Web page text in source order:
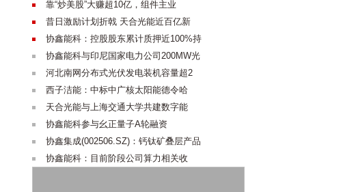
靠“炒美股”大赚超10亿，组件主业
昔日激励计划折戟 天合光能近百亿新
协鑫能科：控股股东累计质押近100%持
协鑫能科与印尼国家电力公司200MW光
河北南网分布式光伏发电装机容量超2
西子洁能：中标中广核太阳能德令哈
天合光能与上海交通大学共建数字能
协鑫能科参与幺正量子A轮融资
协鑫集成(002506.SZ)：钙钛矿叠层产品
协鑫能科：目前阶段公司算力相关收